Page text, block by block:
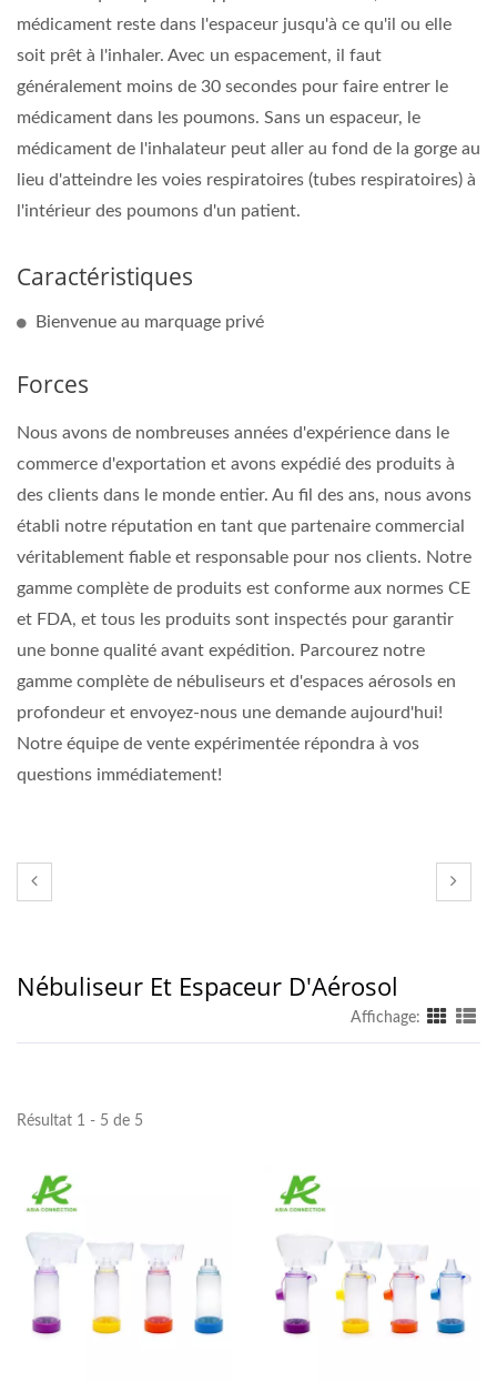
médicament reste dans l'espaceur jusqu'à ce qu'il ou elle
soit prêt à l'inhaler. Avec un espacement, il faut
généralement moins de 30 secondes pour faire entrer le
médicament dans les poumons. Sans un espaceur, le
médicament de l'inhalateur peut aller au fond de la gorge au
lieu d'atteindre les voies respiratoires (tubes respiratoires) à
l'intérieur des poumons d'un patient.
Caractéristiques
Bienvenue au marquage privé
Forces
Nous avons de nombreuses années d'expérience dans le
commerce d'exportation et avons expédié des produits à
des clients dans le monde entier. Au fil des ans, nous avons
établi notre réputation en tant que partenaire commercial
véritablement fiable et responsable pour nos clients. Notre
gamme complète de produits est conforme aux normes CE
et FDA, et tous les produits sont inspectés pour garantir
une bonne qualité avant expédition. Parcourez notre
gamme complète de nébuliseurs et d'espaces aérosols en
profondeur et envoyez-nous une demande aujourd'hui!
Notre équipe de vente expérimentée répondra à vos
questions immédiatement!
Nébuliseur Et Espaceur D'Aérosol
Affichage:
Résultat 1 - 5 de 5